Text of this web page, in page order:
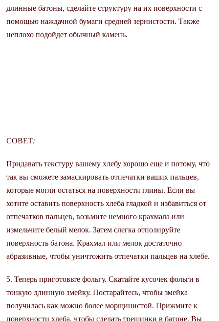
длинные батоны, сделайте структуру на их поверхности с
помощью наждачной бумаги средней зернистости. Также
неплохо подойдет обычный камень.
СОВЕТ:
Придавать текстуру вашему хлебу хорошо еще и потому, что
так вы сможете замаскировать отпечатки ваших пальцев,
которые могли остаться на поверхности глины. Если вы
хотите оставить поверхность хлеба гладкой и избавиться от
отпечатков пальцев, возьмите немного крахмала или
измельчите белый мелок. Затем слегка отполируйте
поверхность батона. Крахмал или мелок достаточно
абразивные, чтобы уничтожить отпечатки пальцев на хлебе.
5. Теперь приготовьте фольгу. Скатайте кусочек фольги в
тонкую длинную змейку. Постарайтесь, чтобы змейка
получилась как можно более морщинистой. Прижмите к
поверхности хлеба, чтобы сделать трещинки в батоне. Вы